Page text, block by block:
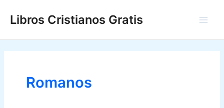
Libros Cristianos Gratis
Romanos